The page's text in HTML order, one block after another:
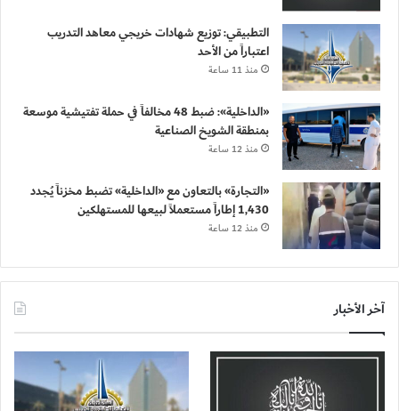
التطبيقي: توزيع شهادات خريجي معاهد التدريب
اعتباراً من الأحد
منذ 11 ساعة
«الداخلية»: ضبط 48 مخالفاً في حملة تفتيشية موسعة
بمنطقة الشويخ الصناعية
منذ 12 ساعة
«التجارة» بالتعاون مع «الداخلية» تضبط مخزناً يُجدد
1,430 إطاراً مستعملاً لبيعها للمستهلكين
منذ 12 ساعة
آخر الأخبار